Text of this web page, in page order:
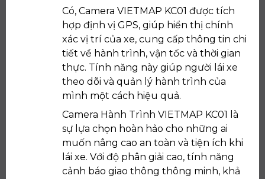
Có, Camera VIETMAP KC01 được tích
hợp định vị GPS, giúp hiển thị chính
xác vị trí của xe, cung cấp thông tin chi
tiết về hành trình, vận tốc và thời gian
thực. Tính năng này giúp người lái xe
theo dõi và quản lý hành trình của
mình một cách hiệu quả.
Camera Hành Trình VIETMAP KC01 là
sự lựa chọn hoàn hảo cho những ai
muốn nâng cao an toàn và tiện ích khi
lái xe. Với độ phân giải cao, tính năng
cảnh báo giao thông thông minh, khả